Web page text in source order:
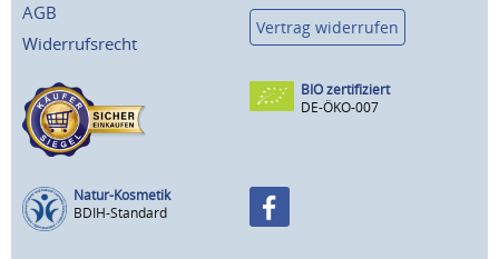
AGB
Widerrufsrecht
Vertrag widerrufen
BIO zertifiziert
DE-ÖKO-007
Natur-Kosmetik
BDIH-Standard